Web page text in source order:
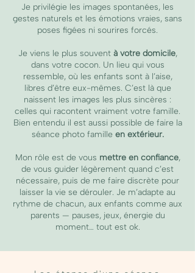
Je privilégie les images spontanées, les
gestes naturels et les émotions vraies, sans
poses figées ni sourires forcés.
Je viens le plus souvent à votre domicile,
dans votre cocon. Un lieu qui vous
ressemble, où les enfants sont à l’aise,
libres d’être eux-mêmes. C’est là que
naissent les images les plus sincères :
celles qui racontent vraiment votre famille.
Bien entendu il est aussi possible de faire la
séance photo famille en extérieur.
Mon rôle est de vous mettre en confiance,
de vous guider légèrement quand c’est
nécessaire, puis de me faire discrète pour
laisser la vie se dérouler. Je m’adapte au
rythme de chacun, aux enfants comme aux
parents — pauses, jeux, énergie du
moment… tout est ok.